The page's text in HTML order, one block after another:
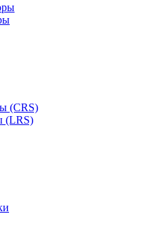
(CRS)
(LRS)